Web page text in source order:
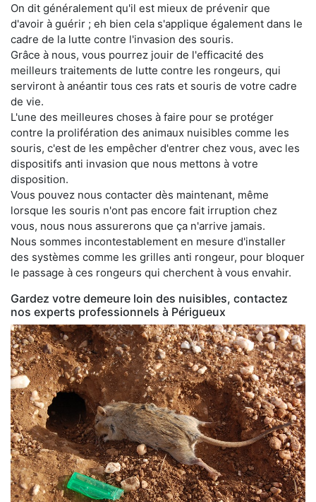
On dit généralement qu'il est mieux de prévenir que
d'avoir à guérir ; eh bien cela s'applique également dans le
cadre de la lutte contre l'invasion des souris.
Grâce à nous, vous pourrez jouir de l'efficacité des
meilleurs traitements de lutte contre les rongeurs, qui
serviront à anéantir tous ces rats et souris de votre cadre
de vie.
L'une des meilleures choses à faire pour se protéger
contre la prolifération des animaux nuisibles comme les
souris, c'est de les empêcher d'entrer chez vous, avec les
dispositifs anti invasion que nous mettons à votre
disposition.
Vous pouvez nous contacter dès maintenant, même
lorsque les souris n'ont pas encore fait irruption chez
vous, nous nous assurerons que ça n'arrive jamais.
Nous sommes incontestablement en mesure d'installer
des systèmes comme les grilles anti rongeur, pour bloquer
le passage à ces rongeurs qui cherchent à vous envahir.
Gardez votre demeure loin des nuisibles, contactez
nos experts professionnels à Périgueux